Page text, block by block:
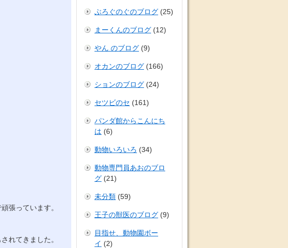
張っています。
れてきました。
ぶろぐのぐのブログ (25)
まーくんのブログ (12)
やん のブログ (9)
オカンのブログ (166)
ションのブログ (24)
セツビのセ (161)
パンダ館からこんにち
は (6)
動物いろいろ (34)
動物専門員あおのブロ
グ (21)
未分類 (59)
王子の獣医のブログ (9)
目指せ、動物園ボー
イ (2)